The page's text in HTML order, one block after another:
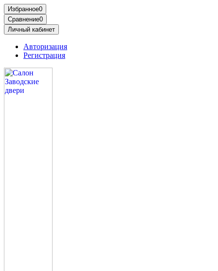
Избранное0
Сравнение0
Личный кабинет
Авторизация
Регистрация